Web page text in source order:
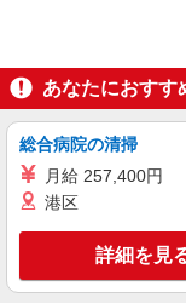
務手当
登
派遣社員
あなたにおすす
総合病院の清掃
月給 257,400円
港区
詳細を見